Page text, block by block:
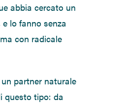
abbia cercato un
lo fanno senza
con radicale
partner naturale
questo tipo: da